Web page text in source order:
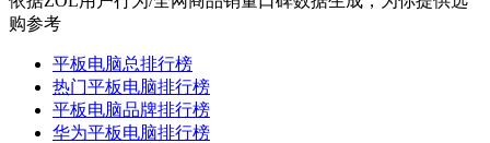
购参考
平板电脑总排行榜
热门平板电脑排行榜
平板电脑品牌排行榜
华为平板电脑排行榜